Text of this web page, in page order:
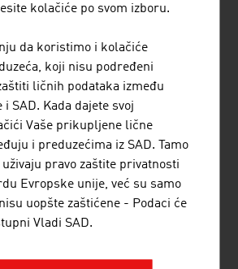
je za sveobuhvatna rešenja
informacionih tehnologija,
strategijska pitanja i
CONSULTING
RUTTENSTEINER
je agencija za poslovno
kolačiće po svom izboru.
da koristimo i kolačiće
koji nisu podređeni
ličnih podataka između
SAD. Kada dajete svoj
Vaše prikupljene lične
i preduzećima iz SAD. Tamo
uživaju pravo zaštite privatnosti
Evropske unije, već su samo
uopšte zaštićene - Podaci će
Vladi SAD.